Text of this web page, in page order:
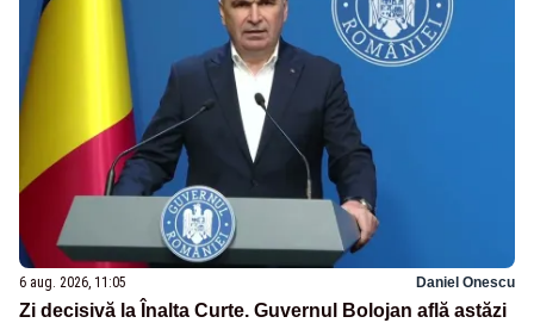
6 aug. 2026, 11:05 Daniel Onescu
Zi decisivă la Înalta Curte. Guvernul Bolojan află astăzi